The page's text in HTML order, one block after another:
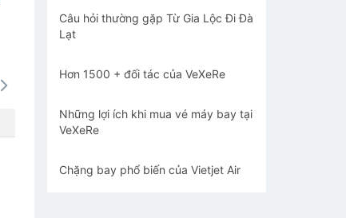
15/08
16/08
Câu hỏi thường gặp Từ Gia Lộc Đi Đà
Lạt
Hơn 1500 + đối tác của VeXeRe
Những lợi ích khi mua vé máy bay tại
VeXeRe
Chặng bay phổ biến của Vietjet Air